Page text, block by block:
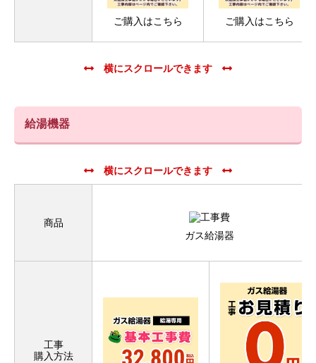
ご購入はこちら ご購入はこちら
給湯機器
商品
ガス給湯器
工事
購入方法